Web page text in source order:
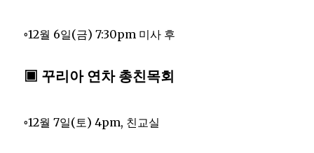
◦12월 6일(금) 7:30pm 미사 후
▣ 꾸리아 연차 총친목회
◦12월 7일(토) 4pm, 친교실